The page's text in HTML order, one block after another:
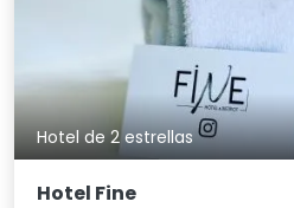
Hotel de 2 estrellas
Hotel Fine